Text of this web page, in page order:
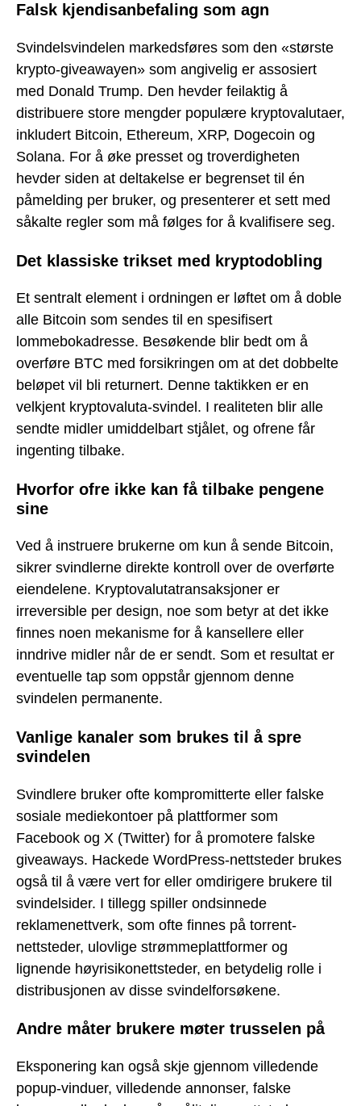
Falsk kjendisanbefaling som agn
Svindelsvindelen markedsføres som den «største
krypto-giveawayen» som angivelig er assosiert
med Donald Trump. Den hevder feilaktig å
distribuere store mengder populære kryptovalutaer,
inkludert Bitcoin, Ethereum, XRP, Dogecoin og
Solana. For å øke presset og troverdigheten
hevder siden at deltakelse er begrenset til én
påmelding per bruker, og presenterer et sett med
såkalte regler som må følges for å kvalifisere seg.
Det klassiske trikset med kryptodobling
Et sentralt element i ordningen er løftet om å doble
alle Bitcoin som sendes til en spesifisert
lommebokadresse. Besøkende blir bedt om å
overføre BTC med forsikringen om at det dobbelte
beløpet vil bli returnert. Denne taktikken er en
velkjent kryptovaluta-svindel. I realiteten blir alle
sendte midler umiddelbart stjålet, og ofrene får
ingenting tilbake.
Hvorfor ofre ikke kan få tilbake pengene
sine
Ved å instruere brukerne om kun å sende Bitcoin,
sikrer svindlerne direkte kontroll over de overførte
eiendelene. Kryptovalutatransaksjoner er
irreversible per design, noe som betyr at det ikke
finnes noen mekanisme for å kansellere eller
inndrive midler når de er sendt. Som et resultat er
eventuelle tap som oppstår gjennom denne
svindelen permanente.
Vanlige kanaler som brukes til å spre
svindelen
Svindlere bruker ofte kompromitterte eller falske
sosiale mediekontoer på plattformer som
Facebook og X (Twitter) for å promotere falske
giveaways. Hackede WordPress-nettsteder brukes
også til å være vert for eller omdirigere brukere til
svindelsider. I tillegg spiller ondsinnede
reklamenettverk, som ofte finnes på torrent-
nettsteder, ulovlige strømmeplattformer og
lignende høyrisikonettsteder, en betydelig rolle i
distribusjonen av disse svindelforsøkene.
Andre måter brukere møter trusselen på
Eksponering kan også skje gjennom villedende
popup-vinduer, villedende annonser, falske